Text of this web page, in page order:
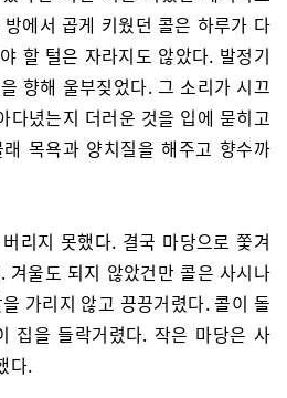
에서 곱게 키웠던 콜은 하루가 다
할 털은 자라지도 않았다. 발정기
향해 울부짖었다. 그 소리가 시끄
다녔는지 더러운 것을 입에 묻히고
목욕과 양치질을 해주고 향수까
리지 못했다. 결국 마당으로 쫓겨
겨울도 되지 않았건만 콜은 사시나
가리지 않고 끙끙거렸다. 콜이 돌
집을 들락거렸다. 작은 마당은 사
다.